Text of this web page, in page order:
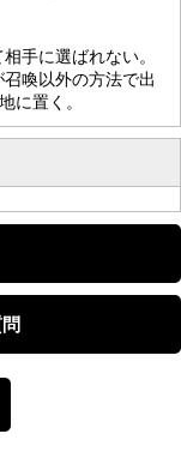
手に選ばれない。
喚以外の方法で出
に置く。